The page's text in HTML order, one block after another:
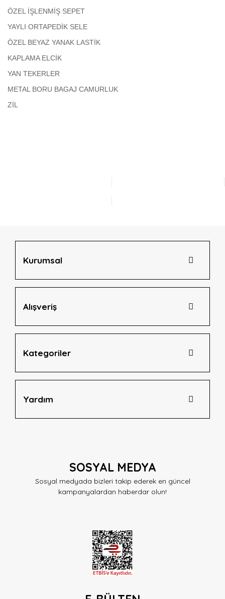
ÖZEL İŞLENMİŞ SEPET
YAYLI ORTAPEDİK SELE
ÖZEL BEYAZ YANAK LASTİK
KAPLAMA ELCİK
YAN TEKERLER
METAL BORU BAGAJ CAMURLUK
ZİL
Ürün açıklamasında eksik bilgiler bulunuyor.
Kurumsal
Alışveriş
Kategoriler
Yardım
SOSYAL MEDYA
Sosyal medyada bizleri takip ederek en güncel
kampanyalardan haberdar olun!